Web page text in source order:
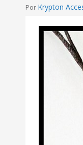
Por Krypton